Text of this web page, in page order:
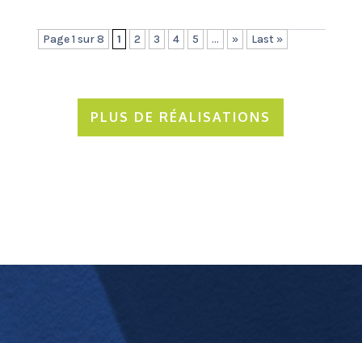
Page 1 sur 8 1 2 3 4 5 ... » Last »
PLUS DE RÉALISATIONS